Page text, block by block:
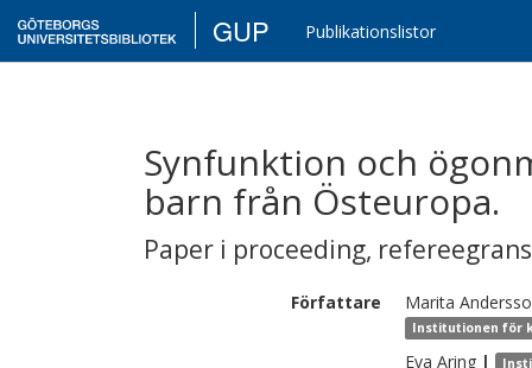
GUP Publikationslistor
Synfunktion och
barn från Östeuropa.
Paper i proceeding,
Författare Marita
Institutionen för
Eva Aring |